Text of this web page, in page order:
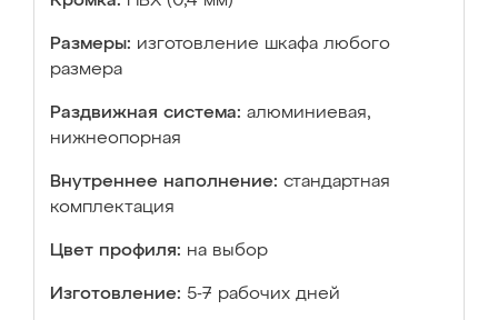
Размеры: изготовление шкафа любого
размера
Раздвижная система: алюминиевая,
нижнеопорная
Внутреннее наполнение: стандартная
комплектация
Цвет профиля: на выбор
Изготовление: 5-7 рабочих дней